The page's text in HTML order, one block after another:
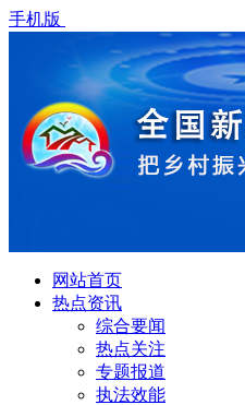
手机版
网站首页
热点资讯
综合要闻
热点关注
专题报道
执法效能